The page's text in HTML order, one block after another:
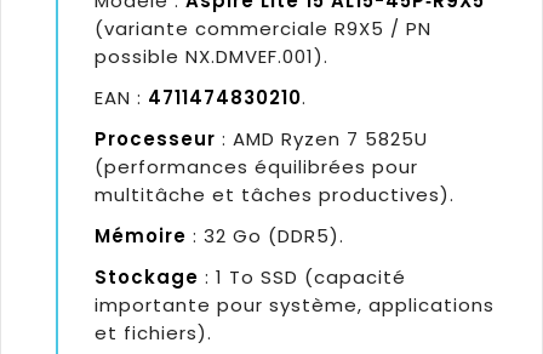
(variante commerciale R9X5 / PN
possible NX.DMVEF.001).
EAN : 4711474830210.
Processeur : AMD Ryzen 7 5825U
(performances équilibrées pour
multitâche et tâches productives).
Mémoire : 32 Go (DDR5).
Stockage : 1 To SSD (capacité
importante pour système, applications
et fichiers).